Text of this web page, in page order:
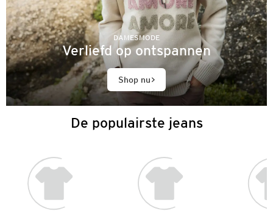
DAMESMODE
Verliefd op ontspannen
Shop nu
De populairste jeans